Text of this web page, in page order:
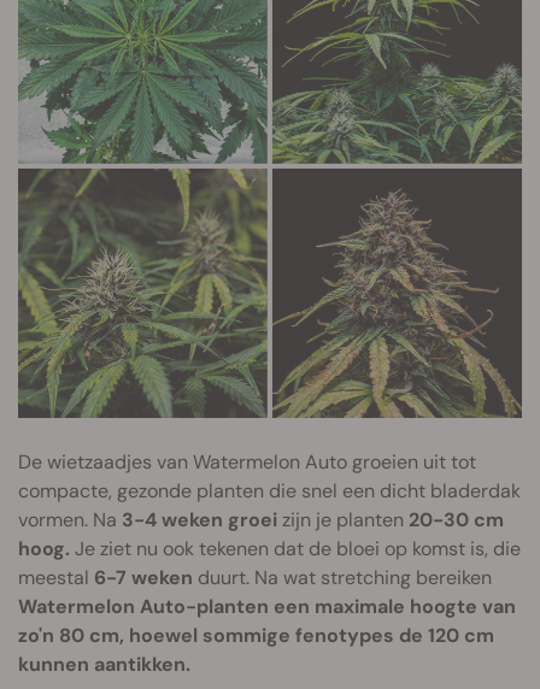
De wietzaadjes van Watermelon Auto groeien uit tot
compacte, gezonde planten die snel een dicht bladerdak
vormen. Na 3-4 weken groeizijn je planten 20-30 cm
hoog. Je ziet nu ook tekenen dat de bloei op komst is, die
meestal 6-7 weken duurt. Na wat stretching bereiken
Watermelon Auto-planten een maximale hoogte van
zo'n 80 cm, hoewel sommige fenotypes de 120 cm
kunnen aantikken.